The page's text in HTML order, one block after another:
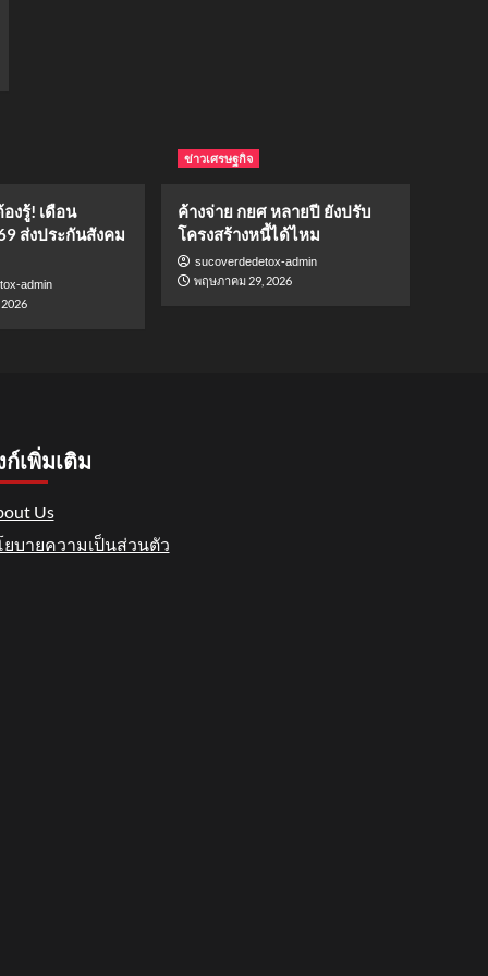
งรู้! เดือน
ส่งประกันสังคม
admin
ข่าวเศรษฐกิจ
ค้างจ่าย กยศ หลายปี ยังปรับ
โครงสร้างหนี้ได้ไหม
sucoverdedetox-admin
พฤษภาคม 29, 2026
ก์เพิ่มเติม
Us
บายความเป็นส่วนตัว